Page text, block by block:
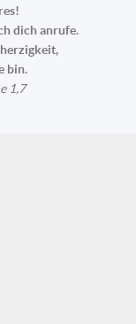
dich anrufe.
bin.
1,7